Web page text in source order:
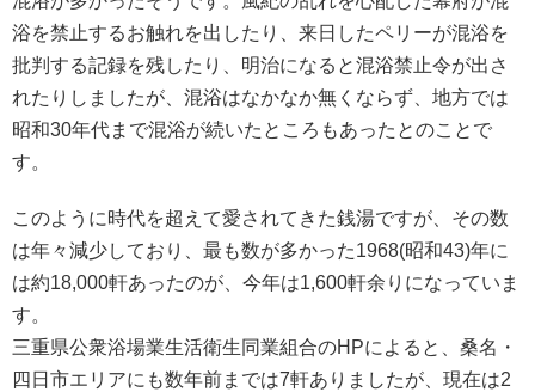
浴を禁止するお触れを出したり、来日したペリーが混浴を
批判する記録を残したり、明治になると混浴禁止令が出さ
れたりしましたが、混浴はなかなか無くならず、地方では
昭和30年代まで混浴が続いたところもあったとのことで
す。
このように時代を超えて愛されてきた銭湯ですが、その数
は年々減少しており、最も数が多かった1968(昭和43)年に
は約18,000軒あったのが、今年は1,600軒余りになっていま
す。
三重県公衆浴場業生活衛生同業組合のHPによると、桑名・
四日市エリアにも数年前までは7軒ありましたが、現在は2